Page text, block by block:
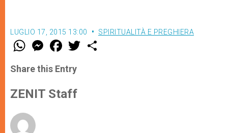
LUGLIO 17, 2015 13:00 SPIRITUALITÀ E PREGHIERA
W
t
s
p
p
M
e
s
e
g
e
F
a
e
b
o
k
w
Share this Entry
ZENIT Staff